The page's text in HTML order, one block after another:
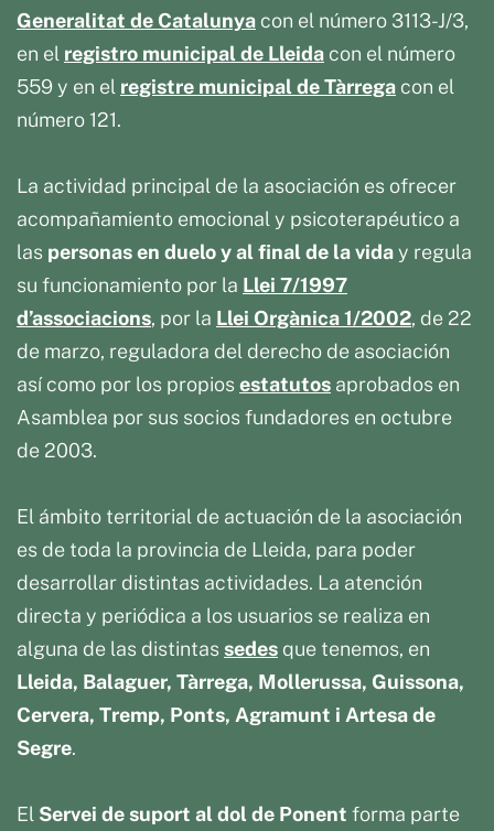
Generalitat de Catalunya con el número 3113-J/3,
en el registro municipal de Lleida con el número
559 y en el registre municipal de Tàrrega con el
número 121.
La actividad principal de la asociación es ofrecer
acompañamiento emocional y psicoterapéutico a
las personasen duelo y al final de la viday regula
su funcionamiento por la Llei 7/1997
d’associacions, por la Llei Orgànica 1/2002, de 22
de marzo, reguladora del derecho de asociación
así como por los propios estatutos aprobados en
Asamblea por sus socios fundadores en octubre
de 2003.
El ámbito territorial de actuación de la asociación
es de toda la provincia de Lleida, para poder
desarrollar distintas actividades. La atención
directa y periódica a los usuarios se realiza en
alguna de las distintas sedes que tenemos, en
Lleida, Balaguer, Tàrrega, Mollerussa, Guissona,
Cervera, Tremp, Ponts, Agramunt i Artesa de
Segre.
El Servei de suport al dol de Ponent forma parte